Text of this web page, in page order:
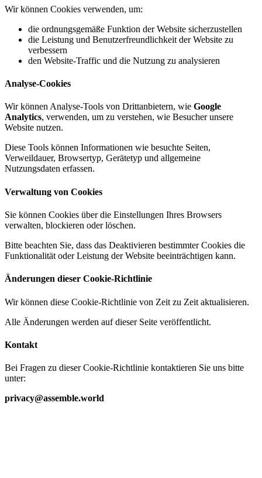
Wir können Cookies verwenden, um:
die ordnungsgemäße Funktion der Website sicherzustellen
die Leistung und Benutzerfreundlichkeit der Website zu
verbessern
den Website-Traffic und die Nutzung zu analysieren
Analyse-Cookies
Wir können Analyse-Tools von Drittanbietern, wie Google
Analytics, verwenden, um zu verstehen, wie Besucher unsere
Website nutzen.
Diese Tools können Informationen wie besuchte Seiten,
Verweildauer, Browsertyp, Gerätetyp und allgemeine
Nutzungsdaten erfassen.
Verwaltung von Cookies
Sie können Cookies über die Einstellungen Ihres Browsers
verwalten, blockieren oder löschen.
Bitte beachten Sie, dass das Deaktivieren bestimmter Cookies die
Funktionalität oder Leistung der Website beeinträchtigen kann.
Änderungen dieser Cookie-Richtlinie
Wir können diese Cookie-Richtlinie von Zeit zu Zeit aktualisieren.
Alle Änderungen werden auf dieser Seite veröffentlicht.
Kontakt
Bei Fragen zu dieser Cookie-Richtlinie kontaktieren Sie uns bitte
unter:
privacy@assemble.world